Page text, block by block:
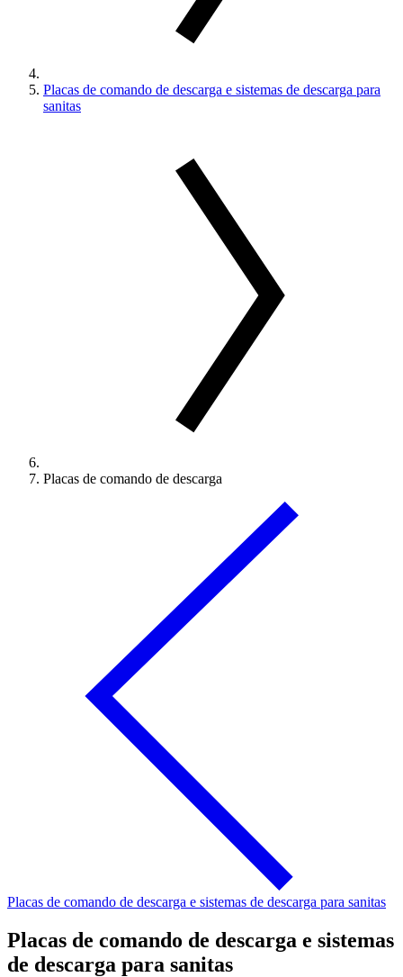
Placas de comando de descarga e sistemas de descarga para
sanitas
Placas de comando de descarga
Placas de comando de descarga e sistemas de descarga para sanitas
Placas de comando de descarga e sistemas
de descarga para sanitas